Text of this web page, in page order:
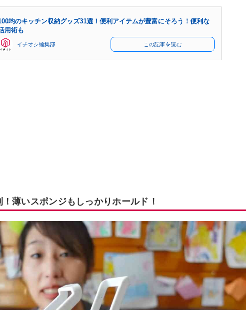
均のキッチン収納グッズ31選！便利アイテムが豊富にそろう！便利な
用術も
イチオシ編集部 この記事を読む
薄いスポンジもしっかりホールド！